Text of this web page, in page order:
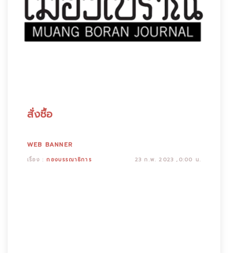
สั่งซื้อ
WEB BANNER
เรื่อง :กองบรรณาธิการ 23 ก.พ. 2023 ,0:00 น.